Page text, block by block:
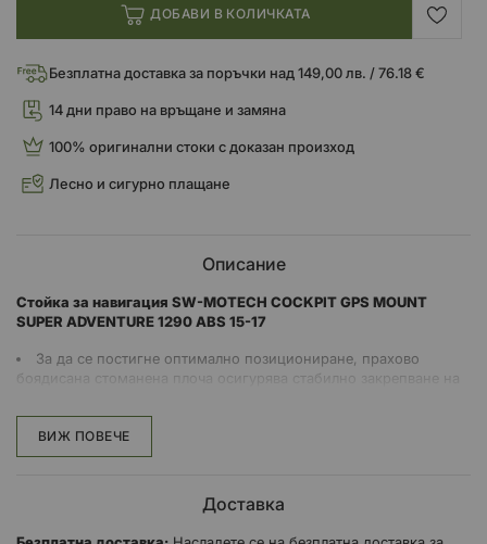
ДОБАВИ В КОЛИЧКАТА
Безплатна доставка за поръчки над 149,00 лв. / 76.18 €
14 дни право на връщане и замяна
100% оригинални стоки с доказан произход
Лесно и сигурно плащане
Описание
Стойка за навигация SW-MOTECH COCKPIT GPS MOUNT
SUPER ADVENTURE 1290 ABS 15-17
За да се постигне оптимално позициониране, прахово
боядисана стоманена плоча осигурява стабилно закрепване на
Умело позициониране, потискане на вибрациите и лесно
демонтиране: Специфичният за мотоциклета GPS държач
Лесен монтаж на наличните точки за закрепване в кокпита
ВИЖ ПОВЕЧЕ
Доставка